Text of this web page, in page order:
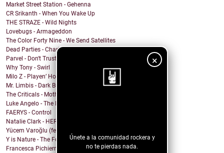
×
Únete a la comunidad rockera y
no te pierdas nada.
Market Street Station - Gehenna
CR Srikanth - When You Wake Up
THE STRAZE - Wild Nights
Lovebugs - Armageddon
The Color Forty Nine - We Send Satellites
Dead Parties - Charles Manson
Parvel - Don't Trust The Sirens
Why Tony - Swirl
Milo Z - Playen’ Hookie
Mr. Limbis - Dark Butterfly
The Criticals - Mother of Style
Luke Angelo - The Pool
FAERYS - Control
Natalie Clark - HERE
Yücem Varoğlu (feat. Jam and the Benzos) - Gimme G...
Y is Nature - The Fool
Francesca Pichierri - Sperarci Due Eroi